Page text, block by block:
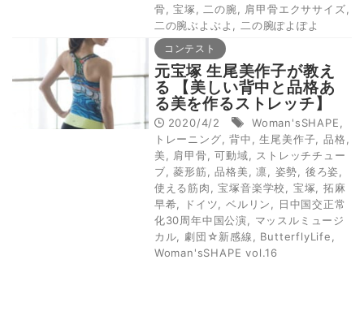
骨 ,宝塚 二の腕 肩甲骨エクササイズ
二の腕ぶよぶよ
二の腕ぽよぽよ
コンテスト
元宝塚 生尾美作子が教え
る 【美しい背中と品格あ
る美を作るストレッチ】
（Woman'sSHAPE）
2020/4/2 Woman'sSHAPE
トレーニング ,背中 ,生尾美作子 品格
美
肩甲骨 ,可動域
ストレッチチュー
ブ ,菱形筋 ,品格美 ,凛 姿勢 後ろ姿
使える筋肉
,宝塚音楽学校 宝塚
拓麻
早希
ドイツ ベルリン
日中国交正常
化30周年中国公演
マッスルミュージ
カル
劇団☆新感線 ButterflyLife
Woman'sSHAPE vol.16